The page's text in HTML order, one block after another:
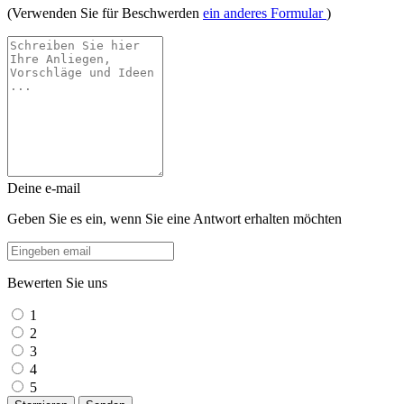
(Verwenden Sie für Beschwerden ein anderes Formular)
Deine e-mail
Geben Sie es ein, wenn Sie eine Antwort erhalten möchten
Bewerten Sie uns
1
2
3
4
5